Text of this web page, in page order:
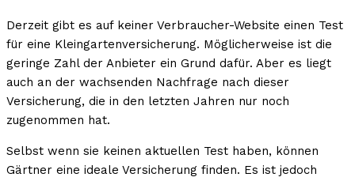
Derzeit gibt es auf keiner Verbraucher-Website einen Test
für eine Kleingartenversicherung. Möglicherweise ist die
geringe Zahl der Anbieter ein Grund dafür. Aber es liegt
auch an der wachsenden Nachfrage nach dieser
Versicherung, die in den letzten Jahren nur noch
zugenommen hat.
Selbst wenn sie keinen aktuellen Test haben, können
Gärtner eine ideale Versicherung finden. Es ist jedoch